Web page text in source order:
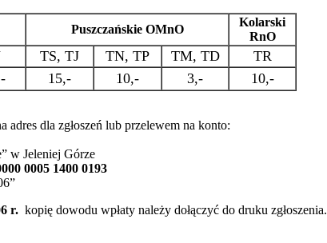
Puszczańskie OMnO
Kolarski
RnO
TS, TJ TN, TP TM, TD
TR
15,- 10,- 3,- 10,-
adres dla zgłoszeń lub przelewem na konto:
w Jeleniej Górze
0005 1400 0193
r. kopię dowodu wpłaty należy dołączyć do druku zgłoszenia.